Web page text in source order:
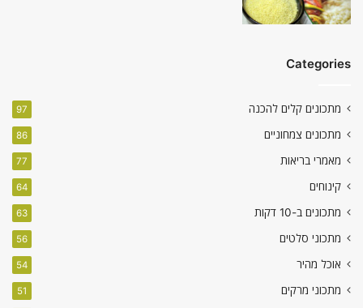
Categories
מתכונים קלים להכנה 97
מתכונים צמחוניים 86
מאמרי בריאות 77
קינוחים 64
מתכונים ב-10 דקות 63
מתכוני סלטים 56
אוכל מהיר 54
מתכוני מרקים 51